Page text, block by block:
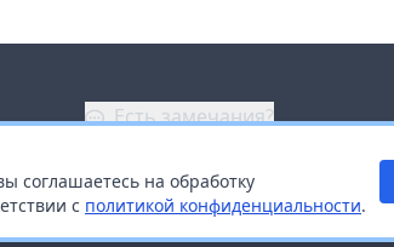
соглашаетесь на обработку
с политикой конфиденциальности.
Есть замечания?
Заказать звонок